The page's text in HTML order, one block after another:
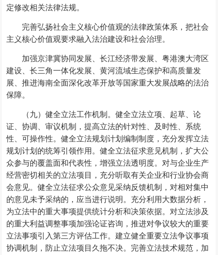
定修改相关法律法规。
完善弘扬社会主义核心价值观的法律政策体系，把社会
主义核心价值观要求融入法治建设和社会治理。
加强京津冀协同发展、长江经济带发展、粤港澳大湾区
建设、长三角一体化发展、黄河流域生态保护和高质量发
展、推进海南全面深化改革开放等国家重大发展战略的法治
保障。
（九）健全立法工作机制。健全立法立项、起草、论
证、协调、审议机制，提高立法的针对性、及时性、系统
性、可操作性。健全立法规划计划编制制度，充分发挥立法
规划计划的统筹引领作用。健全立法征求意见机制，扩大公
众参与的覆盖面和代表性，增强立法透明度。对与企业生产
经营密切相关的立法项目，充分听取有关企业和行业协会商
会意见。健全立法征求公众意见采纳反馈机制，对相对集中
的意见未予采纳的，应当进行说明。充分利用大数据分析，
为立法中的重大事项提供统计分析和决策依据。对立法涉及
的重大利益调整事项加强论证咨询，推进对争议较大的重要
立法事项引入第三方评估工作。建立健全重要立法争议事项
协调机制，防止立法项目久拖不决。完善立法技术规范，加